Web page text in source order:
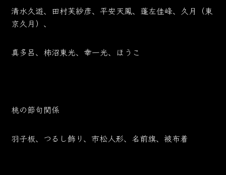
清水久遊、田村芙紗彦、平安天鳳、蓬左佳峰、久月（東
京久月）、
真多呂、柿沼東光、幸一光、ほうこ
桃の節句関係
羽子板、つるし飾り、市松人形、名前旗、被布着